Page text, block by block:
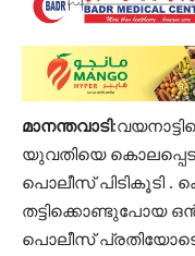
മാനന്തവാടി
യുവതിയെ
പൊലീസ് പിടികൂടി .
തട്ടിക്കൊണ്ടുപോയ
പൊലീസ്